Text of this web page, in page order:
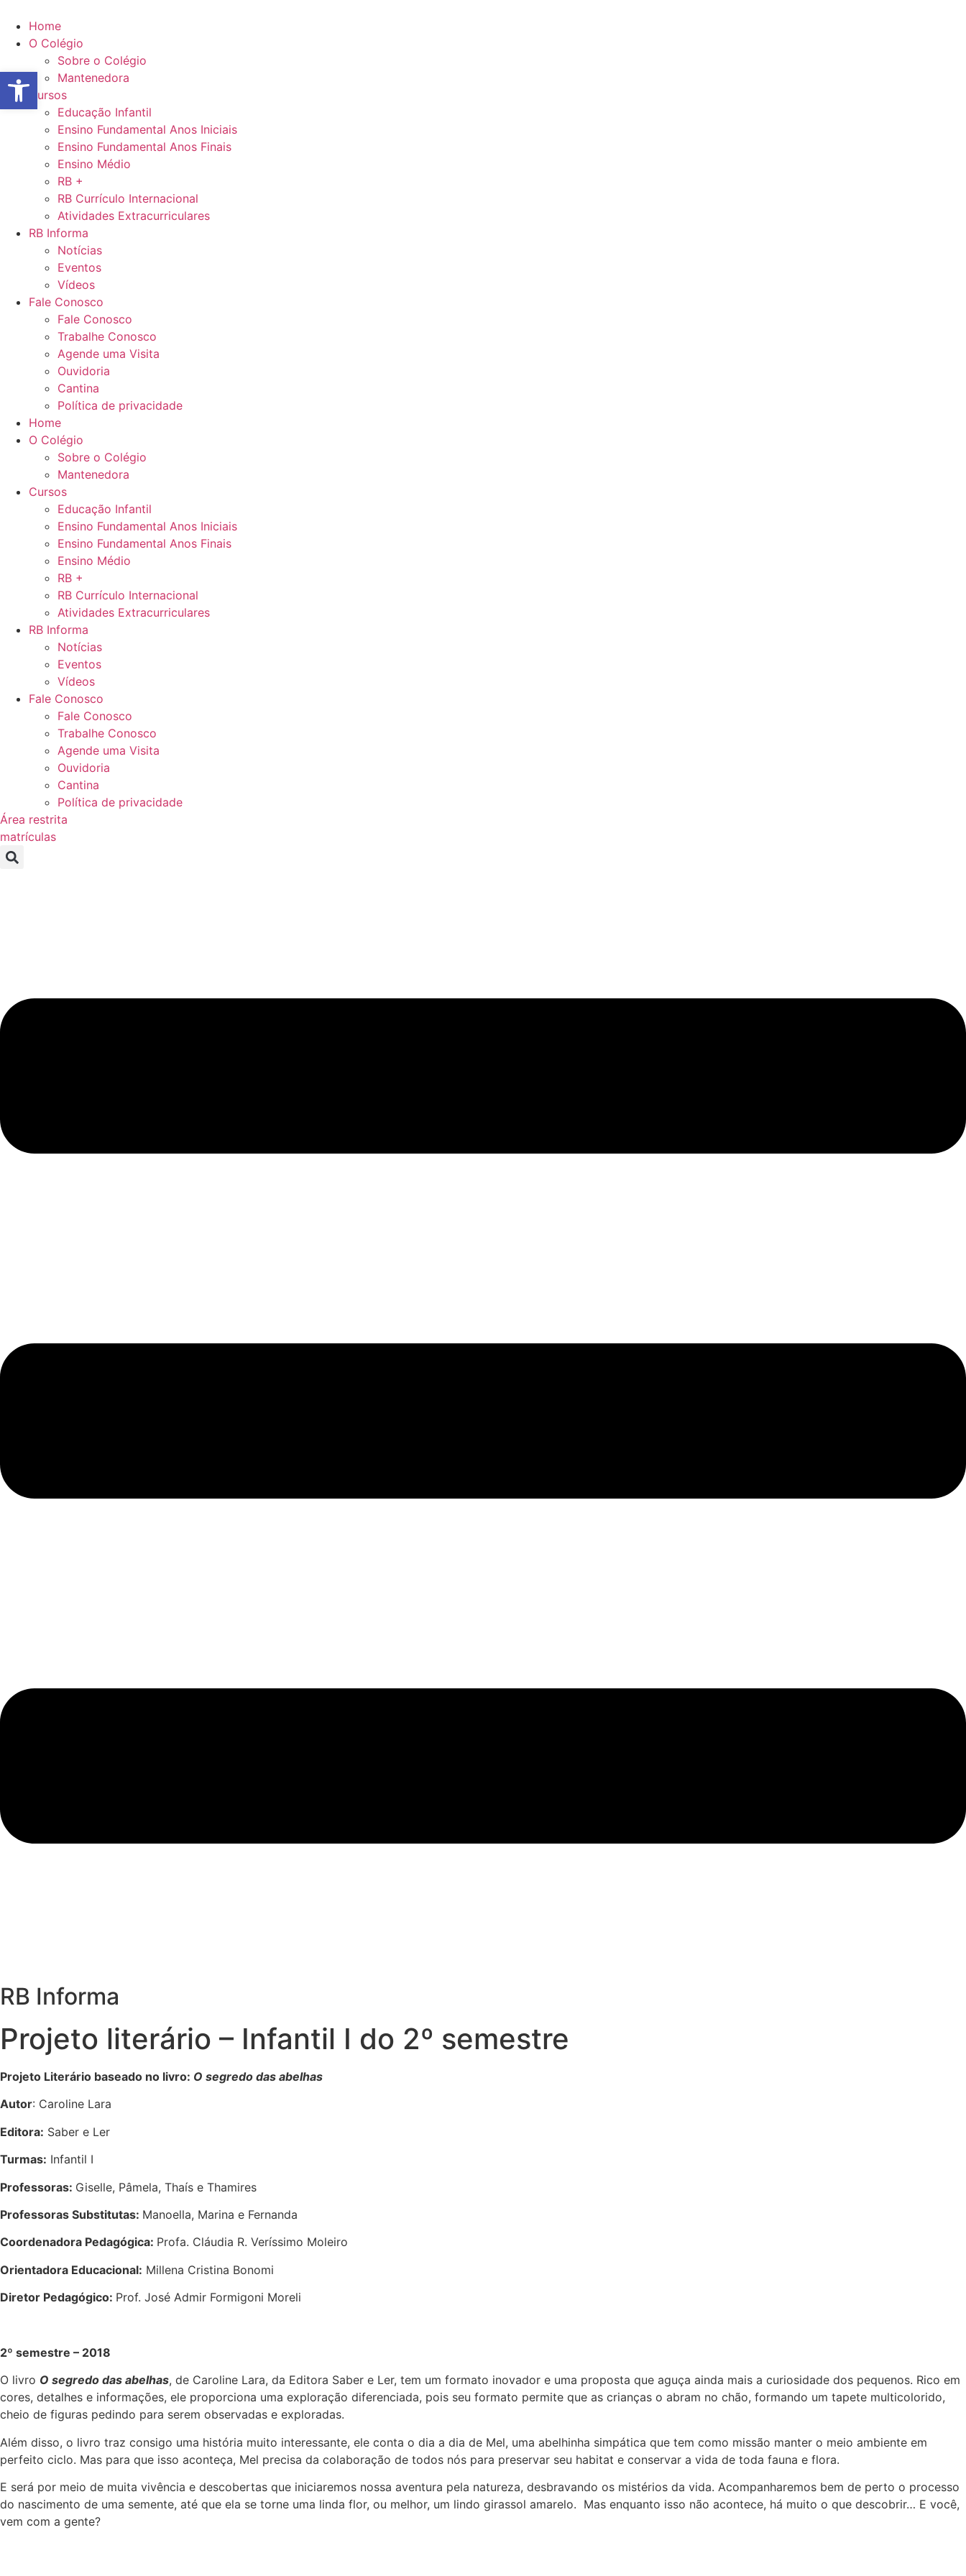
para
conteúdo
Home
O Colégio
Sobre o Colégio
Mantenedora
Cursos
Educação Infantil
Ensino Fundamental Anos Iniciais
Ensino Fundamental Anos Finais
Ensino Médio
RB +
RB Currículo Internacional
Atividades Extracurriculares
RB Informa
Notícias
Eventos
Vídeos
Fale Conosco
Fale Conosco
Trabalhe Conosco
Agende uma Visita
Ouvidoria
Cantina
Política de privacidade
Home
O Colégio
Sobre o Colégio
Mantenedora
Cursos
Educação Infantil
Ensino Fundamental Anos Iniciais
Ensino Fundamental Anos Finais
Ensino Médio
RB +
RB Currículo Internacional
Atividades Extracurriculares
RB Informa
Notícias
Eventos
Vídeos
Fale Conosco
Fale Conosco
Trabalhe Conosco
Agende uma Visita
Ouvidoria
Cantina
Política de privacidade
Área restrita
matrículas
RB Informa
Projeto literário – Infantil I do 2º semestre
Projeto Literário baseado no livro: O segredo das abelhas
Autor: Caroline Lara
Editora: Saber e Ler
Turmas: Infantil I
Professoras: Giselle, Pâmela, Thaís e Thamires
Professoras Substitutas: Manoella, Marina e Fernanda
Coordenadora Pedagógica: Profa. Cláudia R. Veríssimo Moleiro
Orientadora Educacional: Millena Cristina Bonomi
Diretor Pedagógico: Prof. José Admir Formigoni Moreli
2º semestre – 2018
O livro O segredo das abelhas, de Caroline Lara, da Editora Saber e Ler, tem um formato inovador e uma proposta que aguça ainda mais a curiosidade dos pequenos. Rico em
cores, detalhes e informações, ele proporciona uma exploração diferenciada, pois seu formato permite que as crianças o abram no chão, formando um tapete multicolorido,
cheio de figuras pedindo para serem observadas e exploradas.
Além disso, o livro traz consigo uma história muito interessante, ele conta o dia a dia de Mel, uma abelhinha simpática que tem como missão manter o meio ambiente em
perfeito ciclo. Mas para que isso aconteça, Mel precisa da colaboração de todos nós para preservar seu habitat e conservar a vida de toda fauna e flora.
E será por meio de muita vivência e descobertas que iniciaremos nossa aventura pela natureza, desbravando os mistérios da vida. Acompanharemos bem de perto o processo
do nascimento de uma semente, até que ela se torne uma linda flor, ou melhor, um lindo girassol amarelo. Mas enquanto isso não acontece, há muito o que descobrir… E você,
vem com a gente?
Abrir a barra de ferramentas